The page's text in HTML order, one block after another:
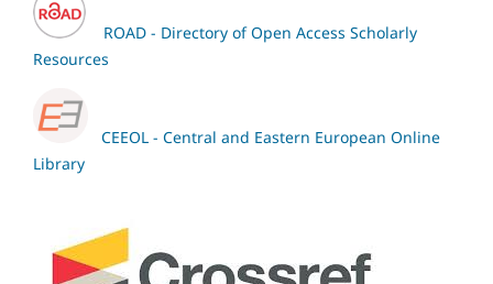
ROAD - Directory of Open Access Scholarly
Resources
CEEOL - Central and Eastern European Online
Library